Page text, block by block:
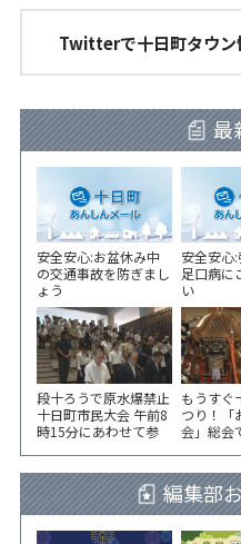
Twitterで十日町タウン
最
安全安心:お盆休み中
の交通事故を防ぎまし
ょう
安全安心
足口病に
い
段十ろうで原水爆禁止
十日町市民大会 午前8
時15分にあわせて参
もうすぐ
つり！「
会」総会
編集部